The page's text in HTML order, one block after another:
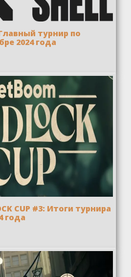
турнир по
2024 года
CUP #3: Итоги турнира
года